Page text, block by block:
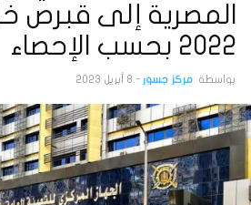
المصرية إلى قبرص
2022 بحسب الإحصاء
بواسطة مركز جسور - 8 أبريل 2023